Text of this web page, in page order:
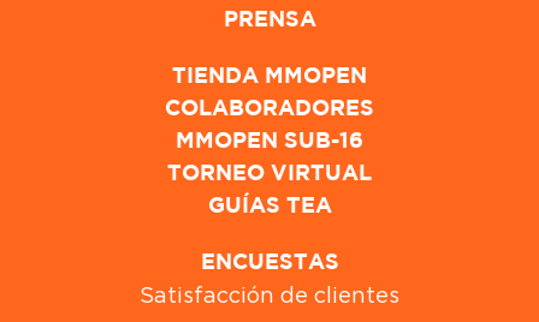
PRENSA
TIENDA MMOPEN
COLABORADORES
MMOPEN SUB-16
TORNEO VIRTUAL
GUÍAS TEA
ENCUESTAS
Satisfacción de clientes